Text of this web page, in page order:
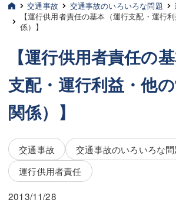
三平 聡史
坂本 陽一
桶川 聡
三平 隆史
吉元 優仁
小川 祐
弁護士費用
三平 聡史
坂本 陽一
桶川 聡
三平 隆史
吉元 優仁
弁護士費用
不動産
交通事故 交通事故のいろいろな問題
【運行供用者責任の基本（運行支配・運行
係）】
【運行供用者責任の
支配・運行利益・他
関係）】
交通事故
交通事故のいろいろな問
運行供用者責任
2013/11/28